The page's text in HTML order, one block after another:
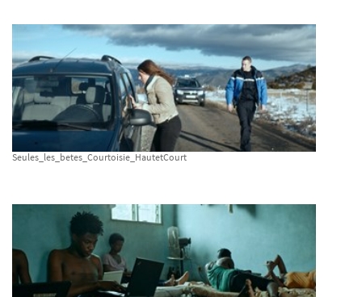
Seules_les_betes_Courtoisie_HautetCourt